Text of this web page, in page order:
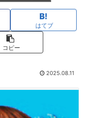
はてブ
コピー
2025.08.11